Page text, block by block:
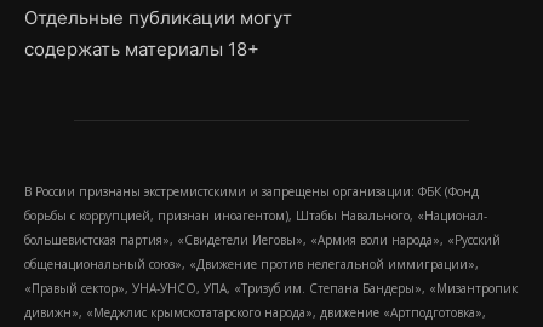
Отдельные публикации могут
содержать материалы 18+
В России признаны экстремистскими и запрещены организации: ФБК (Фонд
борьбы с коррупцией, признан иноагентом), Штабы Навального, «Национал-
большевистская партия», «Свидетели Иеговы», «Армия воли народа», «Русский
общенациональный союз», «Движение против нелегальной иммиграции»,
«Правый сектор», УНА-УНСО, УПА, «Тризуб им. Степана Бандеры», «Мизантропик
дивижн», «Меджлис крымскотатарского народа», движение «Артподготовка»,